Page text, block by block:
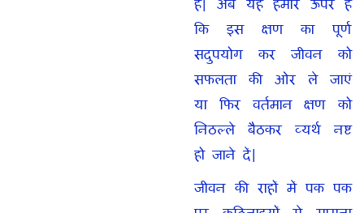
कि इस क्षण का पूर्ण
सदुपयोग कर जीवन को
सफलता की ओर ले जाएं
या फिर वर्तमान क्षण को
निठल्ले बैठकर व्यर्थ नष्ट
हो जाने दें|
जीवन की राहों में पक पक